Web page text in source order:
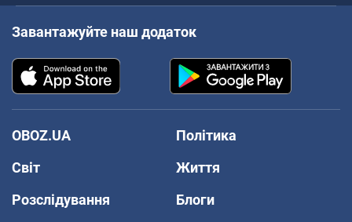
Завантажуйте наш додаток
OBOZ.UA
Політика
Світ
Життя
Розслідування
Блоги